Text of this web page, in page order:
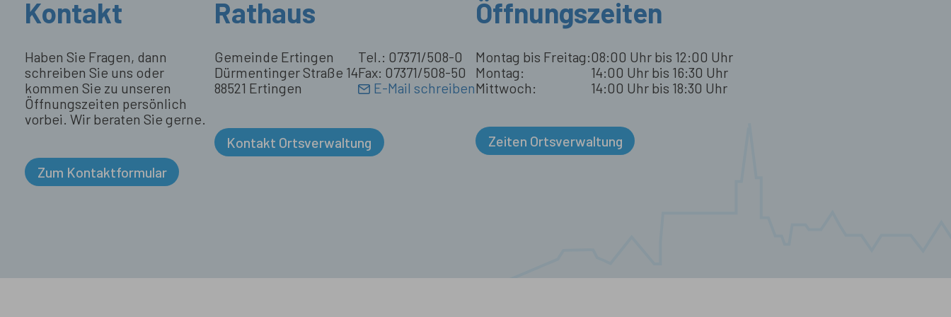
Kontakt
Haben Sie Fragen, dann
schreiben Sie uns oder
kommen Sie zu unseren
Öffnungszeiten persönlich
vorbei. Wir beraten Sie gerne.
Zum Kontaktformular
Rathaus
Gemeinde Ertingen
Dürmentinger Straße 14
88521 Ertingen
Tel.: 07371/508-0
Fax: 07371/508-50
E-Mail schreiben
Kontakt Ortsverwaltung
Öffnungszeiten
Montag bis Freitag:
Montag:
Mittwoch:
08:00 Uhr bis 12:00 Uhr
14:00 Uhr bis 16:30 Uhr
14:00 Uhr bis 18:30 Uhr
Zeiten Ortsverwaltung